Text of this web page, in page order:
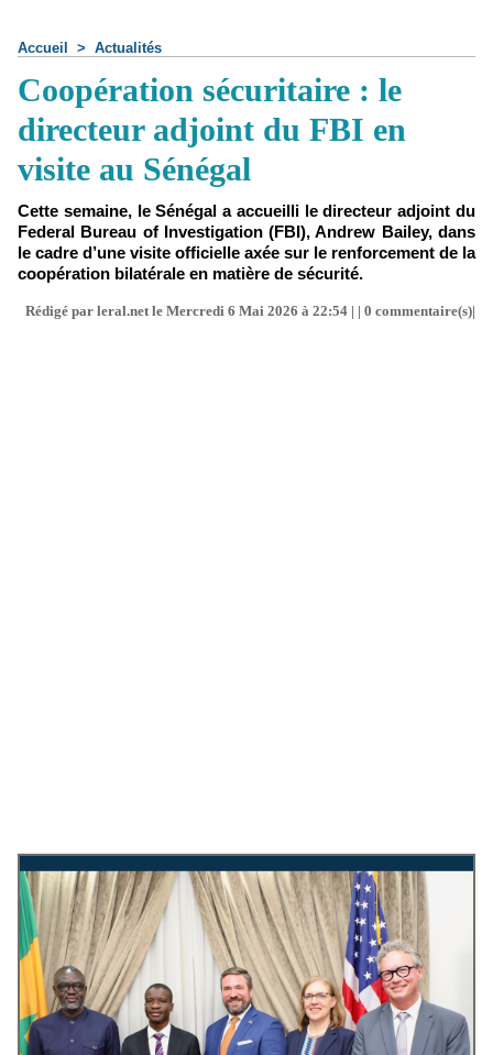
Accueil > Actualités
Coopération sécuritaire : le
directeur adjoint du FBI en
visite au Sénégal
Cette semaine, le Sénégal a accueilli le directeur adjoint du
Federal Bureau of Investigation (FBI), Andrew Bailey, dans
le cadre d’une visite officielle axée sur le renforcement de la
coopération bilatérale en matière de sécurité.
Rédigé par leral.net le Mercredi 6 Mai 2026 à 22:54 | | 0 commentaire(s)|